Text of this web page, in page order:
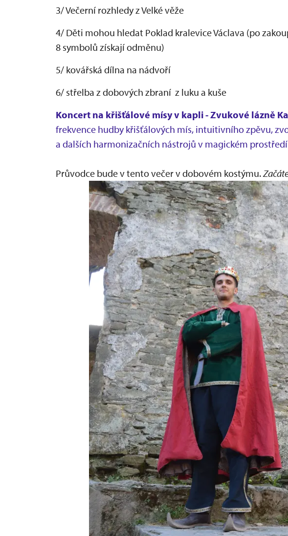
3/ Večerní rozhledy z Velké věže
4/ Děti mohou hledat Poklad kralevice Václava (po
8 symbolů získají odměnu)
5/ kovářská dílna na nádvoří
6/ střelba z dobových zbraní z luku a kuše
Koncert na křišťálové mísy v kapli - Zvukové lázně
frekvence hudby křišťálových mís, intuitivního zpěvu,
a dalších harmonizačních nástrojů v magickém
Průvodce bude v tento večer v dobovém kostýmu.